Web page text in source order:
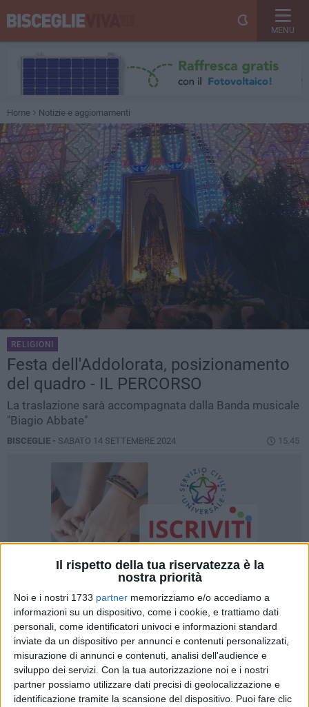
Il rispetto della tua riservatezza è la
nostra priorità
Noi e i nostri 1733 partner memorizziamo e/o accediamo a
informazioni su un dispositivo, come i cookie, e trattiamo dati
personali, come identificatori univoci e informazioni standard
inviate da un dispositivo per annunci e contenuti personalizzati,
misurazione di annunci e contenuti, analisi dell'audience e
sviluppo dei servizi. Con la tua autorizzazione noi e i nostri
partner possiamo utilizzare dati precisi di geolocalizzazione e
identificazione tramite la scansione del dispositivo. Puoi fare clic
MENU
Home Notizie e aggiornamenti
RELIGIONI
Festa dell'Addolorata, posizionamento
del quadro - IL PERCORSO
La traslazione sarà accompagnata dalla Banda musicale
"Biagio Abbate"
BISCEGLIE - SABATO 14 SETTEMBRE 2024 15.45